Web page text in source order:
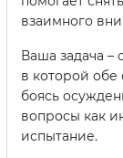
взаимного
Ваша задача
в которой обе
боясь
вопросы как
испытание.